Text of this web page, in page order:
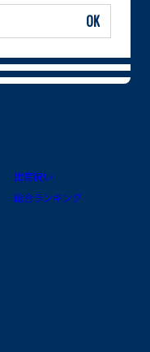
出産祝い
総合ランキング
OK